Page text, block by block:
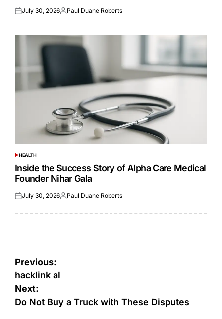
Posted
July 30, 2026Posted
Paul Duane Roberts
POSTED
IN
HEALTH
Inside the Success Story of Alpha Care Medical
Founder Nihar Gala
Posted
July 30, 2026Posted
Paul Duane Roberts
Post
navigation
Previous:
hacklink al
Next:
Do Not Buy a Truck with These Disputes